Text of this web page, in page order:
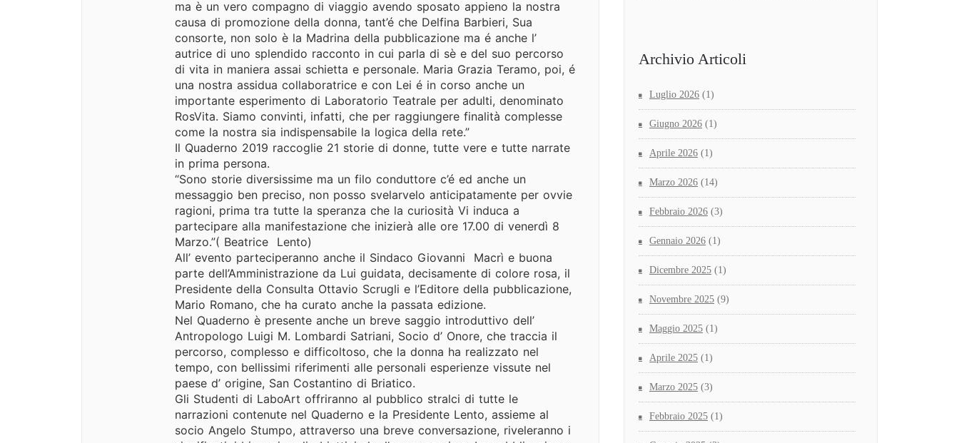
ma è un vero compagno di viaggio avendo sposato appieno la nostra
causa di promozione della donna, tant’é che Delfina Barbieri, Sua
consorte, non solo è la Madrina della pubblicazione ma é anche l’
autrice di uno splendido racconto in cui parla di sè e del suo percorso
di vita in maniera assai schietta e personale. Maria Grazia Teramo, poi, é
una nostra assidua collaboratrice e con Lei é in corso anche un
importante esperimento di Laboratorio Teatrale per adulti, denominato
RosVita. Siamo convinti, infatti, che per raggiungere finalità complesse
come la nostra sia indispensabile la logica della rete.”
Il Quaderno 2019 raccoglie 21 storie di donne, tutte vere e tutte narrate
in prima persona.
“Sono storie diversissime ma un filo conduttore c’é ed anche un
messaggio ben preciso, non posso svelarvelo anticipatamente per ovvie
ragioni, prima tra tutte la speranza che la curiosità Vi induca a
partecipare alla manifestazione che inizierà alle ore 17.00 di venerdì 8
Marzo.”( Beatrice Lento)
All’ evento parteciperanno anche il Sindaco Giovanni Macrì e buona
parte dell’Amministrazione da Lui guidata, decisamente di colore rosa, il
Presidente della Consulta Ottavio Scrugli e l’Editore della pubblicazione,
Mario Romano, che ha curato anche la passata edizione.
Nel Quaderno è presente anche un breve saggio introduttivo dell’
Antropologo Luigi M. Lombardi Satriani, Socio d’ Onore, che traccia il
percorso, complesso e difficoltoso, che la donna ha realizzato nel
tempo, con bellissimi riferimenti alle personali esperienze vissute nel
paese d’ origine, San Costantino di Briatico.
Gli Studenti di LaboArt offriranno al pubblico stralci di tutte le
narrazioni contenute nel Quaderno e la Presidente Lento, assieme al
socio Angelo Stumpo, attraverso una breve conversazione, riveleranno i
Archivio Articoli
Luglio 2026 (1)
Giugno 2026 (1)
Aprile 2026 (1)
Marzo 2026 (14)
Febbraio 2026 (3)
Gennaio 2026 (1)
Dicembre 2025 (1)
Novembre 2025 (9)
Maggio 2025 (1)
Aprile 2025 (1)
Marzo 2025 (3)
Febbraio 2025 (1)